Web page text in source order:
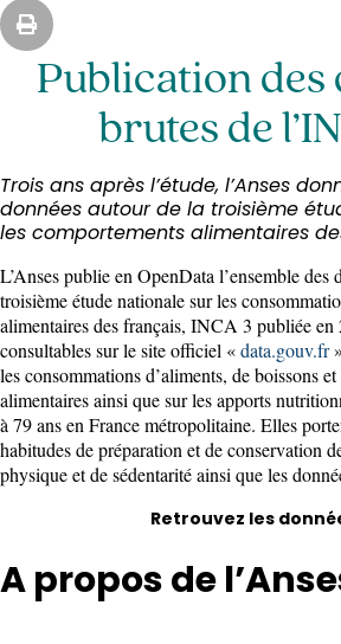
Publication des
brutes de
Trois ans après l’étude, l’Anses
données autour de la troisième
les comportements alimentaires
L’Anses publie en OpenData l’ensemble des
troisième étude nationale sur les
alimentaires des français, INCA 3 publiée en
consultables sur le site officiel «data.gouv.fr
les consommations d’aliments, de boissons
alimentaires ainsi que sur les apports
à 79 ans en France métropolitaine. Elles
habitudes de préparation et de conservation
physique et de sédentarité ainsi que les
Retrouvez les
A propos de